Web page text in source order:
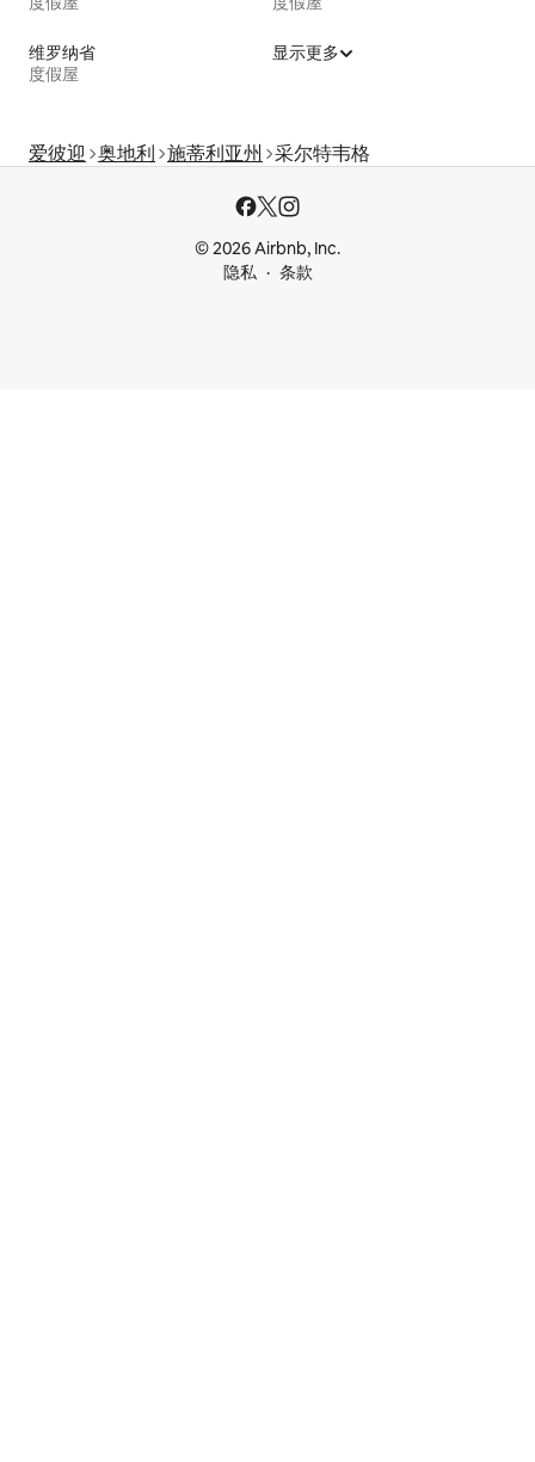
维罗纳省
度假屋
显示更多
爱彼迎 奥地利 施蒂利亚州 采尔特韦格
© 2026 Airbnb, Inc.
隐私
条款